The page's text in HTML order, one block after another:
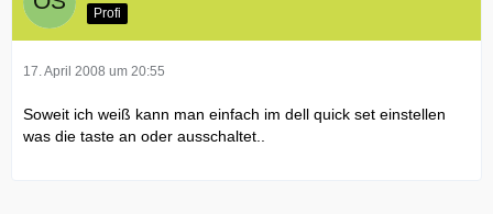
Profi
17. April 2008 um 20:55
Soweit ich weiß kann man einfach im dell quick set einstellen
was die taste an oder ausschaltet..